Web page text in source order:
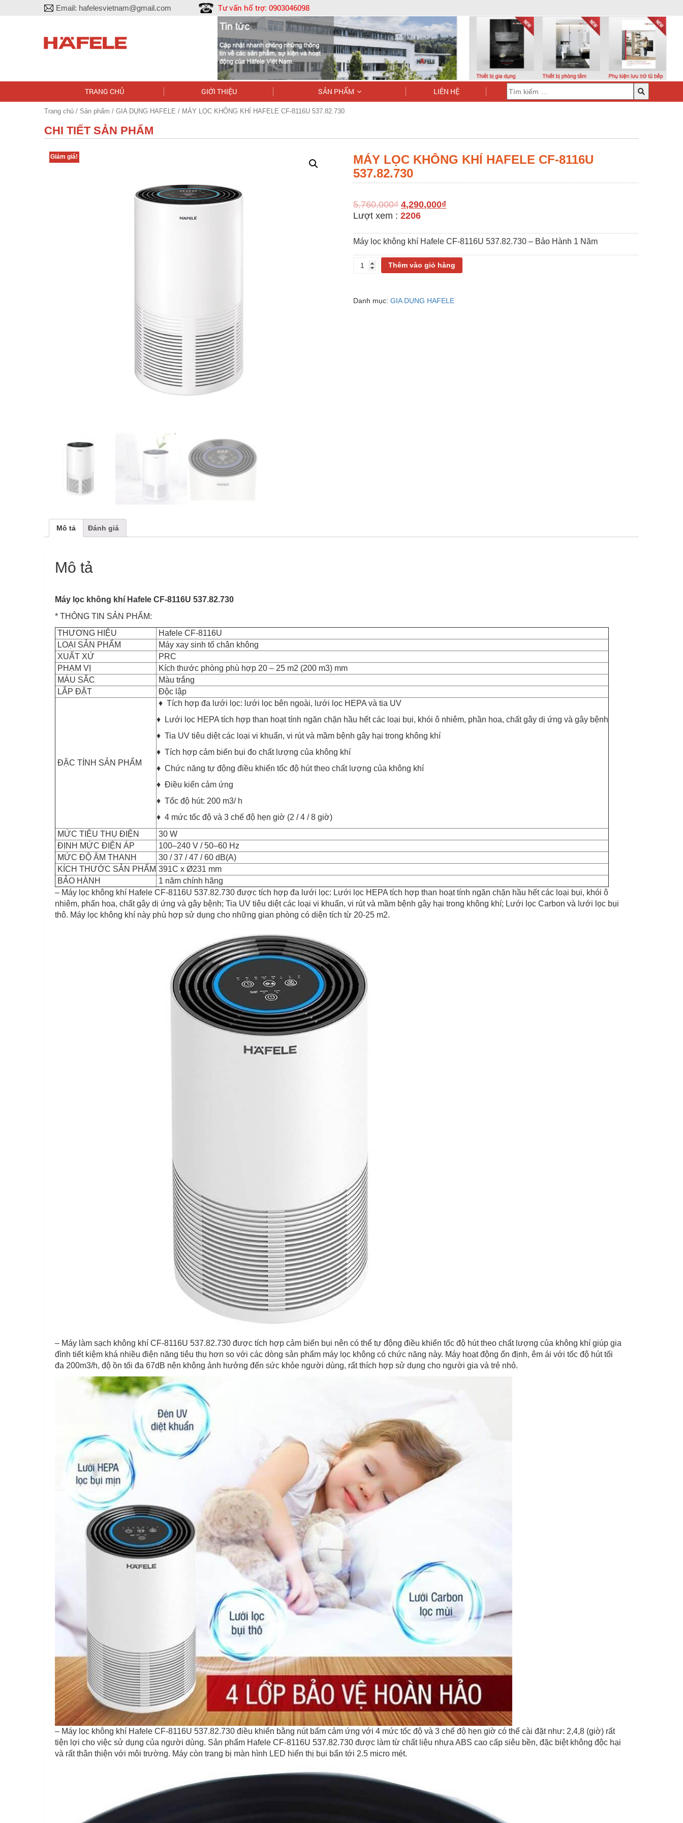
Email: hafelesvietnam@gmail.com Tư vấn hổ trợ: 0903046098
TRANG CHỦ GIỚI THIỆU SẢN PHẨM LIÊN HỆ
Trang chủ / Sản phẩm / GIA DỤNG HAFELE / MÁY LỌC KHÔNG KHÍ HAFELE CF-8116U 537.82.730
CHI TIẾT SẢN PHẨM
Giảm giá!
MÁY LỌC KHÔNG KHÍ HAFELE CF-8116U
537.82.730
5,760,000₫ 4,290,000₫
Lượt xem : 2206
Máy lọc không khí Hafele CF-8116U 537.82.730 – Bảo Hành 1 Năm
MÁY
HAFELE
Thêm vào giỏ hàng
Danh mục:GIA DỤNG HAFELE
Mô tả Đánh giá
Mô tả
Máy lọc không khí Hafele CF-8116U 537.82.730
* THÔNG TIN SẢN PHẨM:
THƯƠNG HIỆU
Hafele CF-8116U
LOẠI SẢN PHẨM
Máy xay sinh tố chân không
XUẤT XỨ
PRC
PHẠM VỊ
Kích thước phòng phù hợp 20 – 25 m2 (200 m3) mm
MÀU SẮC
Màu trắng
LẮP ĐẶT
Độc lập
ĐẶC TÍNH SẢN PHẨM
♦ Tích hợp đa lưới lọc: lưới lọc bên ngoài, lưới lọc HEPA và tia UV
♦ Lưới lọc HEPA tích hợp than hoạt tính ngăn chặn hầu hết các loại bụi, khói ô nhiêm, phần hoa, chất gây dị ứng và gây bệnh
♦ Tia UV tiêu diệt các loại vi khuẩn, vi rút và mầm bệnh gây hại trong không khí
♦ Tích hợp cảm biến bụi đo chất lượng của không khí
♦ Chức năng tự động điều khiển tốc độ hút theo chất lượng của không khí
♦ Điều kiển cảm ứng
♦ Tốc độ hút: 200 m3/ h
♦ 4 mức tốc độ và 3 chế độ hẹn giờ (2 / 4 / 8 giờ)
MỨC TIÊU THỤ ĐIỆN
30 W
ĐỊNH MỨC ĐIỆN ÁP
100–240 V / 50–60 Hz
MỨC ĐỘ ÂM THANH
30 / 37 / 47 / 60 dB(A)
KÍCH THƯỚC SẢN PHẨM 391C x Ø231 mm
BẢO HÀNH
1 năm chính hãng
– Máy lọc không khí Hafele CF-8116U 537.82.730 được tích hợp đa lưới lọc: Lưới lọc HEPA tích hợp than hoạt tính ngăn chặn hầu hết các loại bụi, khói ô
nhiêm, phấn hoa, chất gây dị ứng và gây bệnh; Tia UV tiêu diệt các loại vi khuẩn, vi rút và mầm bệnh gây hại trong không khí; Lưới lọc Carbon và lưới lọc bụi
thô. Máy lọc không khí này phù hợp sử dụng cho những gian phòng có diện tích từ 20-25 m2.
– Máy làm sạch không khí CF-8116U 537.82.730 được tích hợp cảm biến bụi nên có thể tự động điều khiển tốc độ hút theo chất lượng của không khí giúp gia
đình tiết kiệm khá nhiều điện năng tiêu thụ hơn so với các dòng sản phẩm máy lọc không có chức năng này. Máy hoạt động ổn định, êm ái với tốc độ hút tối
đa 200m3/h, độ ồn tối đa 67dB nên không ảnh hưởng đến sức khỏe người dùng, rất thích hợp sử dụng cho người gia và trẻ nhỏ.
– Máy lọc không khí Hafele CF-8116U 537.82.730 điều khiển bằng nút bấm cảm ứng với 4 mức tốc độ và 3 chế độ hẹn giờ có thể cài đặt như: 2,4,8 (giờ) rất
tiện lợi cho việc sử dụng của người dùng. Sản phẩm Hafele CF-8116U 537.82.730 được làm từ chất liệu nhựa ABS cao cấp siêu bền, đặc biệt không độc hại
và rất thân thiện với môi trường. Máy còn trang bị màn hình LED hiển thị bụi bẩn tới 2.5 micro mét.